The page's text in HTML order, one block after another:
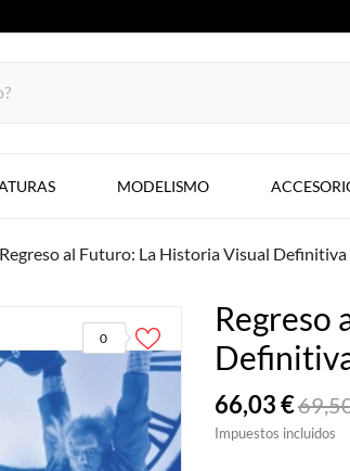
MODELISMO
Regreso al Futuro: La Historia Visual Definitiva
0
Regreso
66,03 €
Impuestos incluidos